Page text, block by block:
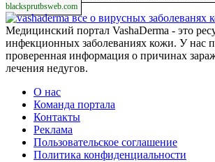
blacksprutbsweb.com
все о вирусных заболеванях
Медицинский портал VashaDerma - это
инфекционных заболеваниях кожи. У нас
проверенная информация о причинах
лечения недугов.
О нас
Команда портала
Контакты
Реклама
Пользовательское соглашение
Политика конфиденциальности